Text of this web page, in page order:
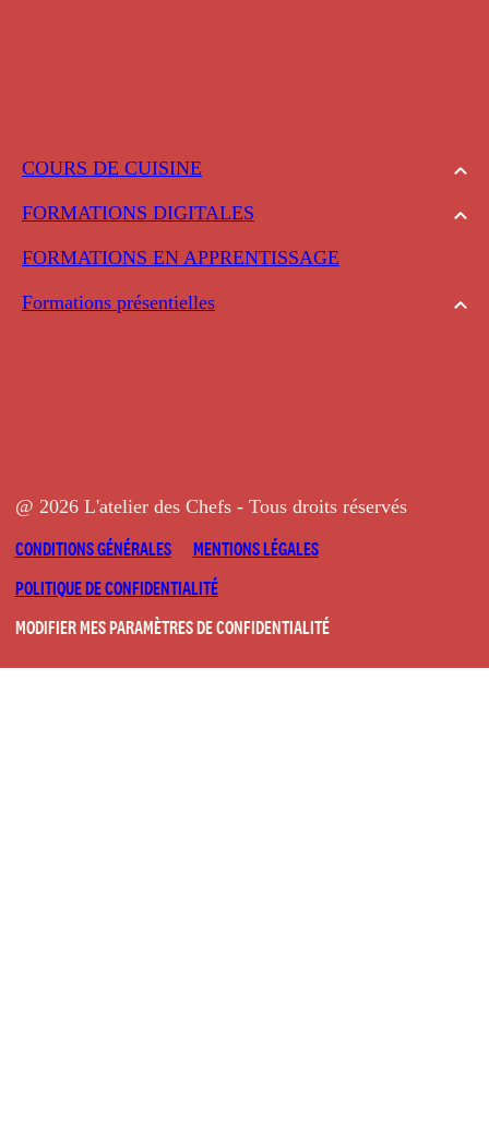
COURS DE CUISINE
FORMATIONS DIGITALES
FORMATIONS EN APPRENTISSAGE
Formations présentielles
@ 2026 L'atelier des Chefs - Tous droits réservés
CONDITIONS GÉNÉRALES
MENTIONS LÉGALES
POLITIQUE DE CONFIDENTIALITÉ
MODIFIER MES PARAMÈTRES DE CONFIDENTIALITÉ